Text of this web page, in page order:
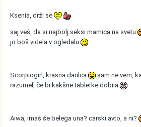
Ksenia, drži se
saj veš, da si najbolj seksi mamica na svetu
jo boš videla v ogledalu
Scorpiogirl, krasna darilca
sam ne vem,
razumel, če bi kakšne tabletke dobila
Aiwa, imaš še belega una? carski avto, a ni?